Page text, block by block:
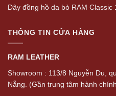
Dây đồng hồ da bò RAM Classic
THÔNG TIN CỬA HÀNG
RAM LEATHER
Showroom : 113/8 Nguyễn Du,
Nẵng. (Gần trung tâm hành